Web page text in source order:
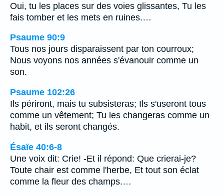
Oui, tu les places sur des voies glissantes, Tu les
fais tomber et les mets en ruines.…
Psaume 90:9
Tous nos jours disparaissent par ton courroux;
Nous voyons nos années s'évanouir comme un
son.
Psaume 102:26
Ils périront, mais tu subsisteras; Ils s'useront tous
comme un vêtement; Tu les changeras comme un
habit, et ils seront changés.
Ésaïe 40:6-8
Une voix dit: Crie! -Et il répond: Que crierai-je?
Toute chair est comme l'herbe, Et tout son éclat
comme la fleur des champs.…